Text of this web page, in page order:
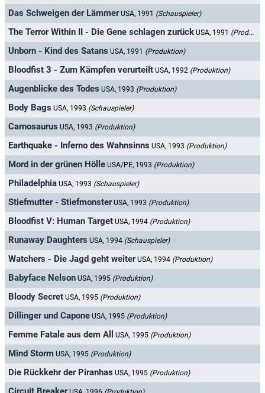
Das Schweigen der Lämmer USA, 1991 (Schauspieler)
The Terror Within II - Die Gene schlagen zurück USA, 1991 (Produktion)
Unborn - Kind des Satans USA, 1991 (Produktion)
Bloodfist 3 - Zum Kämpfen verurteilt USA, 1992 (Produktion)
Augenblicke des Todes USA, 1993 (Produktion)
Body Bags USA, 1993 (Schauspieler)
Carnosaurus USA, 1993 (Produktion)
Earthquake - Inferno des Wahnsinns USA, 1993 (Produktion)
Mord in der grünen Hölle USA/PE, 1993 (Produktion)
Philadelphia USA, 1993 (Schauspieler)
Stiefmutter - Stiefmonster USA, 1993 (Produktion)
Bloodfist V: Human Target USA, 1994 (Produktion)
Runaway Daughters USA, 1994 (Schauspieler)
Watchers - Die Jagd geht weiter USA, 1994 (Produktion)
Babyface Nelson USA, 1995 (Produktion)
Bloody Secret USA, 1995 (Produktion)
Dillinger und Capone USA, 1995 (Produktion)
Femme Fatale aus dem All USA, 1995 (Produktion)
Mind Storm USA, 1995 (Produktion)
Die Rückkehr der Piranhas USA, 1995 (Produktion)